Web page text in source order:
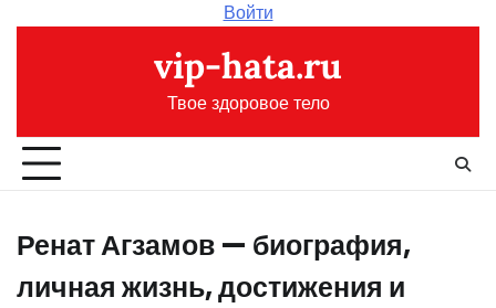
Войти
vip-hata.ru
Твое здоровое тело
Ренат Агзамов — биография,
личная жизнь, достижения и